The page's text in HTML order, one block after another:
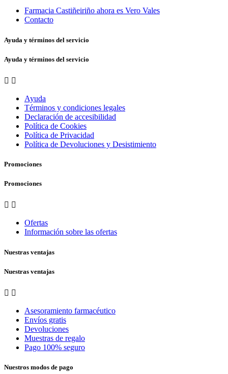
Farmacia Castiñeiriño ahora es Vero Vales
Contacto
Ayuda y términos del servicio
Ayuda y términos del servicio
 
Ayuda
Términos y condiciones legales
Declaración de accesibilidad
Política de Cookies
Política de Privacidad
Política de Devoluciones y Desistimiento
Promociones
Promociones
 
Ofertas
Información sobre las ofertas
Nuestras ventajas
Nuestras ventajas
 
Asesoramiento farmacéutico
Envíos gratis
Devoluciones
Muestras de regalo
Pago 100% seguro
Nuestros modos de pago